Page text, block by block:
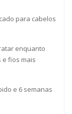
para cabelos
enquanto
fios mais
e 6 semanas